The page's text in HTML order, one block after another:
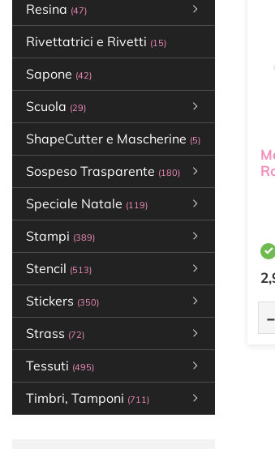
Resina (47)
Rivettatrici e Rivetti (15)
Sapone (42)
Scuola (29)
ShapeCutter e Mascherine (5)
Sospeso Trasparente (180)
Speciale Natale (119)
Stampi (389)
Stencil (513)
Stickers (350)
Strass (72)
Tessuti (495)
Timbri, Tamponi (711)
-